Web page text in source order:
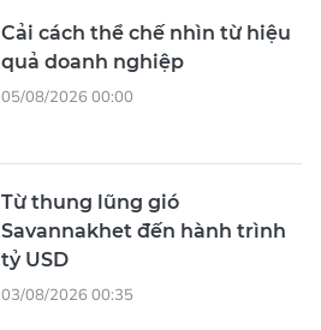
Cải cách thể chế nhìn từ hiệu
quả doanh nghiệp
05/08/2026 00:00
Từ thung lũng gió
Savannakhet đến hành trình
tỷ USD
03/08/2026 00:35